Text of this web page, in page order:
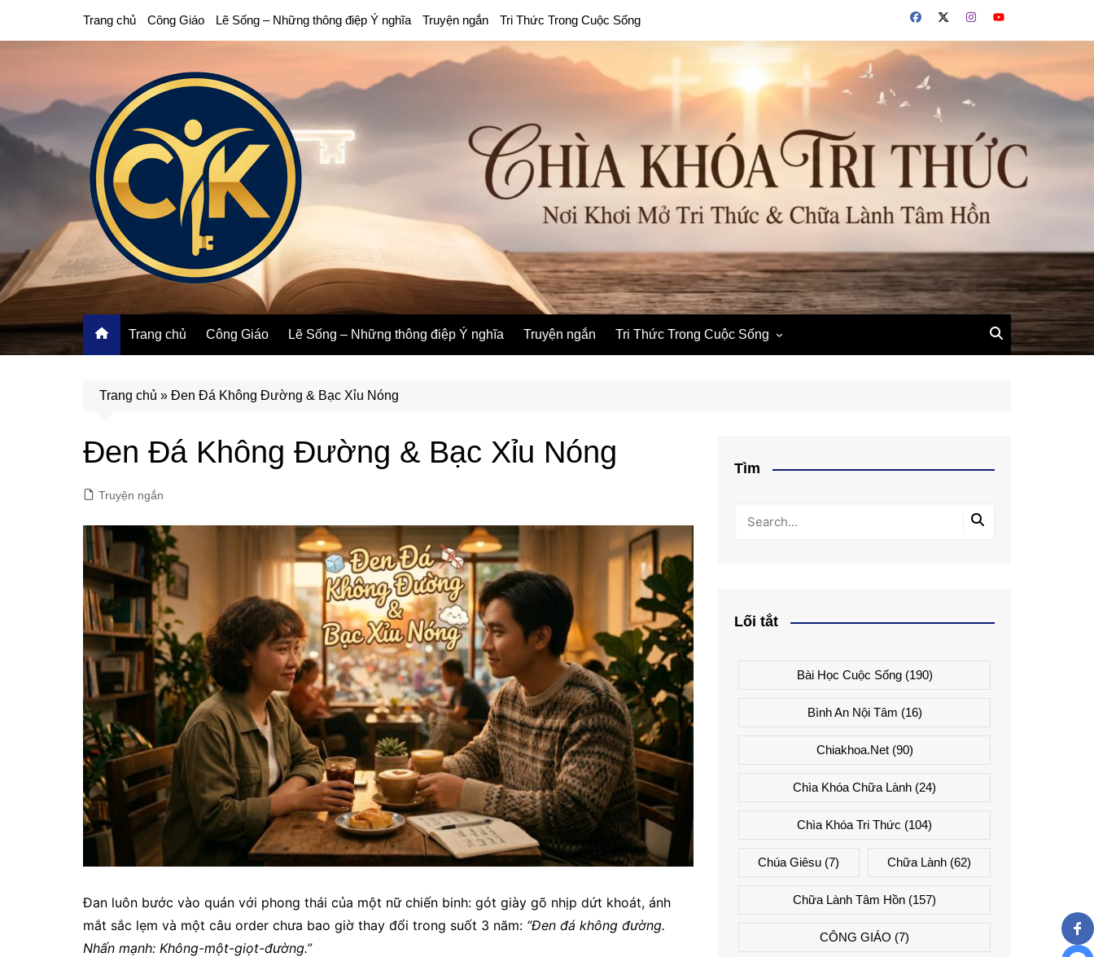
Trang chủ Công Giáo Lẽ Sống – Những thông điệp Ý nghĩa Truyện ngắn Tri Thức Trong Cuộc Sống
Trang chủ Công Giáo Lẽ Sống – Những thông điệp Ý nghĩa Truyện ngắn Tri Thức Trong Cuộc Sống
Trang chủ » Đen Đá Không Đường & Bạc Xỉu Nóng
Đen Đá Không Đường & Bạc Xỉu Nóng
Truyện ngắn
Đan luôn bước vào quán với phong thái của một nữ chiến binh: gót giày gõ nhịp dứt khoát, ánh
mắt sắc lẹm và một câu order chưa bao giờ thay đổi trong suốt 3 năm: “Đen đá không đường.
Nhấn mạnh: Không-một-giọt-đường.”
Tìm
Lối tắt
Bài Học Cuộc Sống(190)
Bình An Nội Tâm (16)
Chiakhoa.net(90)
Chìa Khóa Chữa Lành (24)
Chìa Khóa Tri Thức (104)
Chúa Giêsu (7) Chữa Lành(62)
Chữa Lành Tâm Hồn (157)
CÔNG GIÁO (7)